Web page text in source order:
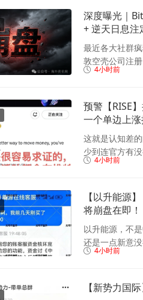
深度曝光｜
+ 逆天日息注
最近各大社群
敦空壳公司注
4小时前
预警【RISE
一个单边上
这就是认知差
少到连官方有
4小时前
【以升能源
将崩盘在即！
以升能源，不
还是一点新意
4小时前
【新势力国